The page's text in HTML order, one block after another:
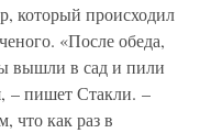
который происходил
«После обеда,
вышли в сад и пили
– пишет Стакли. –
что как раз в